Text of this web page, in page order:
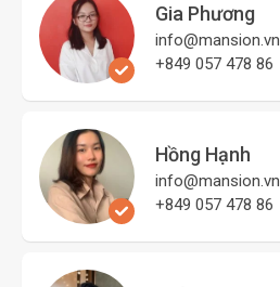
Gia Phương
info@mansion.vn
+849 057 478 86
Hồng Hạnh
info@mansion.vn
+849 057 478 86